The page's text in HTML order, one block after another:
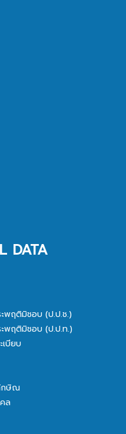
DATA
ะพฤติมิชอบ (ป.ป.ช.)
ะพฤติมิชอบ (ป.ป.ท.)
บียบ
กษิณ
ล